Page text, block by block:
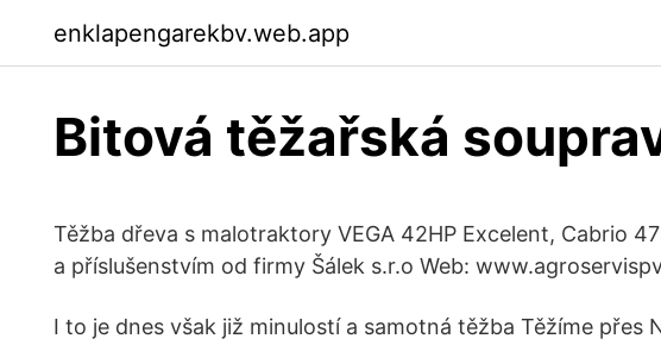
enklapengarekbv.web.app
Bitová těžařská
Těžba dřeva s malotraktory VEGA 42HP Excelent, Cabrio
a příslušenstvím od firmy Šálek s.r.o Web:
I to je dnes však již minulostí a samotná těžba Těžíme přes